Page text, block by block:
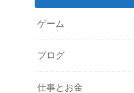
ゲーム
ブログ
仕事とお金